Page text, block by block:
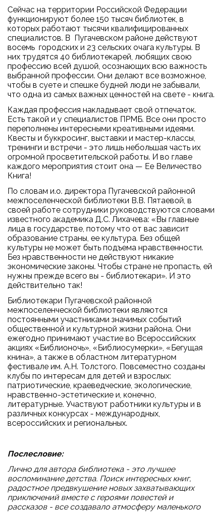
Сейчас на территории Российской Федерации
функционируют более 150 тысяч библиотек, в
которых работают тысячи квалифицированных
специалистов. В Пугачевском районе действуют
восемь городских и 23 сельских очага культуры. В
них трудятся 40 библиотекарей, любящих свою
профессию всей душой, осознающих всю важность
выбранной профессии. Они делают все возможное,
чтобы в суете и спешке будней люди не забывали,
что одна из самых важных ценностей на свете - книга.
Каждая профессия накладывает свой отпечаток.
Есть такой и у специалистов ПРМБ. Все они просто
переполнены интересными креативными идеями.
Квесты и буккросинг, выставки и мастер-классы,
тренинги и встречи - это лишь небольшая часть их
огромной просветительской работы. И во главе
каждого мероприятия стоит она — Ее Величество
Книга!
По словам и.о. директора Пугачевской районной
межпоселенческой библиотеки В.В. Пятаевой, в
своей работе сотрудники руководствуются словами
известного академика Д.С. Лихачева: «Вы главные
лица в государстве, потому что от вас зависит
образование страны, ее культура. Без общей
культуры не может быть подъема нравственности.
Без нравственности не действуют никакие
экономические законы. Чтобы стране не пропасть, ей
нужны прежде всего вы - библиотекари». И это
действительно так!
Библиотекари Пугачевской районной
межпоселенческой библиотеки являются
постоянными участниками значимых событий
общественной и культурной жизни района. Они
ежегодно принимают участие во Всероссийских
акциях «Библионочь», «Библиосумерки», «Бегущая
книна», а также в областном литературном
фестивале им. А.Н. Толстого. Повсеместно созданы
клубы по интересам для детей и взрослых:
патриотические, краеведческие, экологические,
нравственно-эстетические и, конечно,
литературные. Участвуют работники культуры и в
различных конкурсах - международных,
всероссийских и региональных.
Послесловие:
Лично для автора библиотека - это лучшее
воспоминание детства. Поиск интересных книг,
радостное предвкушение новых захватывающих
приключений вместе с героями повестей и
рассказов - все создавало атмосферу маленького